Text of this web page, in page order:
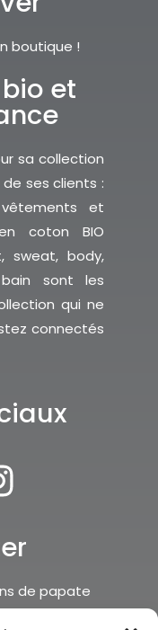
boutique !
et
sa collection
ses clients :
et
coton BIO
sweat, body,
sont les
qui ne
connectés
de papate